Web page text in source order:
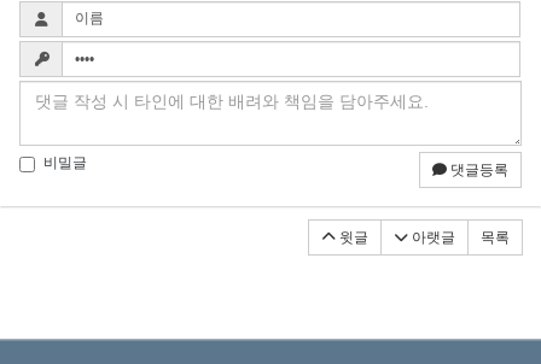
비밀글 댓글등록
윗글 아랫글 목록